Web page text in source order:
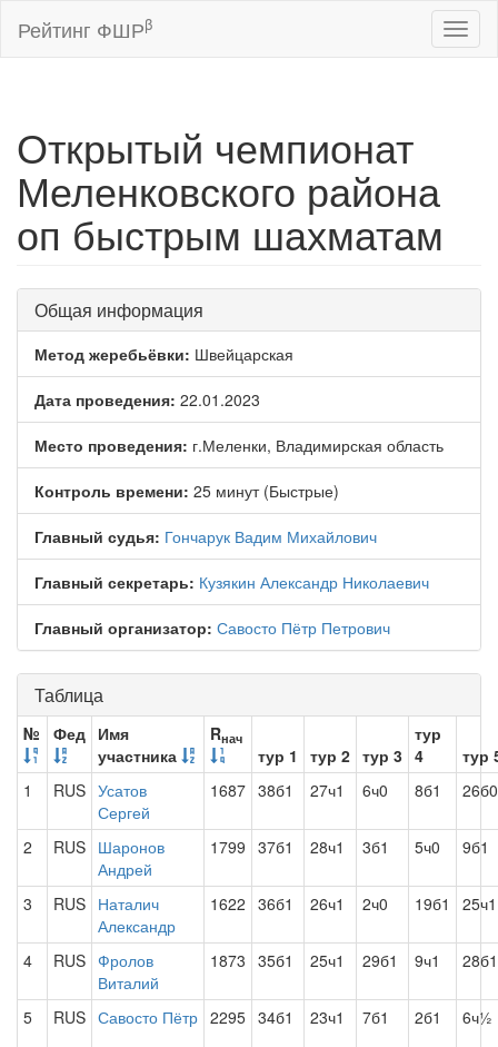
Рейтинг ФШРβ
Открытый чемпионат
Меленковского района
оп быстрым шахматам
Общая информация
Метод жеребьёвки: Швейцарская
Дата проведения: 22.01.2023
Место проведения: г.Меленки, Владимирская область
Контроль времени: 25 минут (Быстрые)
Главный судья: Гончарук Вадим Михайлович
Главный секретарь: Кузякин Александр Николаевич
Главный организатор: Савосто Пётр Петрович
Таблица
№ Фед Имя
участника
Rнач
тур 1 тур 2 тур 3
тур
4
тур
1
RUS Усатов
Сергей
1687 38б1 27ч1 6ч0 8б1 26б0
2 RUS Шаронов
Андрей
1799 37б1 28ч1 3б1 5ч0 9б1
3 RUS Наталич
Александр
1622 36б1 26ч1 2ч0 19б1 25ч1
4 RUS Фролов
Виталий
1873 35б1 25ч1 29б1 9ч1 28б1
5 RUS Савосто Пётр 2295 34б1 23ч1 7б1 2б1 6ч½